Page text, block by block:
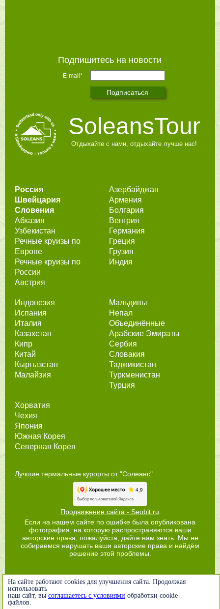
Подпишитесь на новости
E-mail*
SoleansTour
Отдыхайте с нами, отдыхайте лучше нас!
Россия
Швейцария
Словения
Абхазия
Узбекистан
Речные круизы по
Европе
Речные круизы по
России
Австрия
Азербайджан
Армения
Болгария
Венгрия
Германия
Греция
Грузия
Индия
Индонезия
Испания
Италия
Казахстан
Кипр
Китай
Кыргызстан
Малайзия
Мальдивы
Непал
Объединённые
Арабские Эмираты
Сербия
Словакия
Таджикистан
Туркменистан
Турция
Хорватия
Чехия
Япония
Южная Корея
Северная Корея
Лучшие термальные курорты от "Солеанс"
Продвижение сайта - Seobit.ru
Если на нашем сайте по ошибке была опубликована
фотография, на которую распространяются ваши
авторские права, пожалуйста, дайте нам знать. Мы не
собираемся нарушать ваши авторские права и найдём
решение этой проблемы.
На сайте работают cookies для улучшения сайта. Продолжая
использовать
наш сайт, вы соглашаетесь с условиями обработки cookie-
файлов.